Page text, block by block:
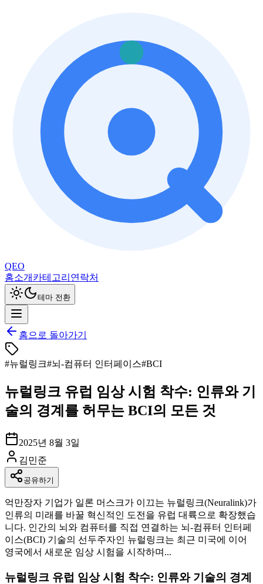
QEO
홈소개 카테고리 연락처
테마 전환
홈으로 돌아가기
#뉴럴링크#뇌-컴퓨터 인터페이스#BCI
뉴럴링크 유럽 임상 시험 착수: 인류와 기
술의 경계를 허무는 BCI의 모든 것
2025년 8월 3일
김민준
공유하기
억만장자 기업가 일론 머스크가 이끄는 뉴럴링크(Neuralink)가
인류의 미래를 바꿀 혁신적인 도전을 유럽 대륙으로 확장했습
니다. 인간의 뇌와 컴퓨터를 직접 연결하는 뇌-컴퓨터 인터페
이스(BCI) 기술의 선두주자인 뉴럴링크는 최근 미국에 이어
영국에서 새로운 임상 시험을 시작하며...
뉴럴링크 유럽 임상 시험 착수: 인류와 기술의 경계